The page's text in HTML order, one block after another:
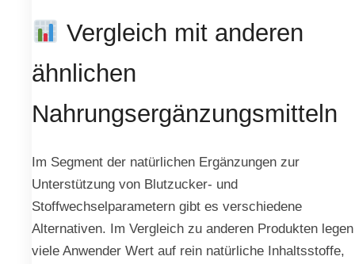
Vergleich mit anderen
ähnlichen
Nahrungsergänzungsmitteln
Im Segment der natürlichen Ergänzungen zur
Unterstützung von Blutzucker- und
Stoffwechselparametern gibt es verschiedene
Alternativen. Im Vergleich zu anderen Produkten legen
viele Anwender Wert auf rein natürliche Inhaltsstoffe,